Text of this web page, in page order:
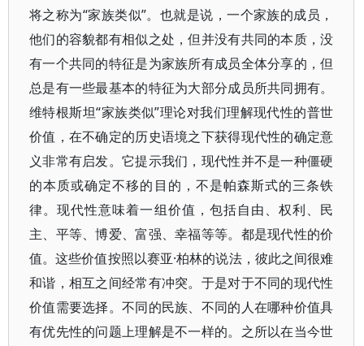
将之称为“家族类似”。也就是说，一个家族的成员，
他们的容貌都有相似之处，但并没有共同的本质，没
有一个共同的特征是为家族所有成员全体分享的，但
总是有一些最基本的特征为大部分成员所共同拥有。
维特根斯坦“家族类似”理论对我们理解现代性的普世
价值，在不确定的历史语境之下获得现代性的确定意
义非常有启发。它提示我们，现代性并不是一种僵硬
的本质或确定不移的目的，不是帕森斯式的三条铁
律。现代性意味着一组价值，包括自由、权利、民
主、平等、博爱、富强、幸福等等。都是现代性的价
值。这些价值按照以赛亚·柏林的说法，彼此之间很难
和谐，相互之间经常有冲突。于是对于不同的现代性
价值需要选择。不同的民族、不同的人在哪种价值具
有优先性的问题上理解是不一样的。之所以在当今世